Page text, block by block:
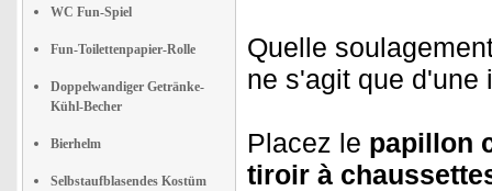
WC Fun-Spiel
Fun-Toilettenpapier-Rolle
Doppelwandiger Getränke-
Kühl-Becher
Bierhelm
Selbstaufblasendes Kostüm
Quelle
ne s'agit que d'une
Placez le papillon
tiroir à